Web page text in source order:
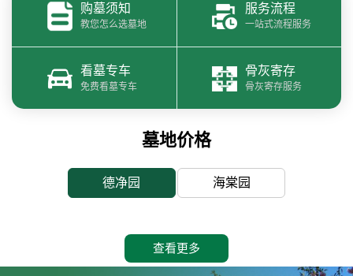
购墓须知
教您怎么选墓地
服务流程
一站式流程服务
看墓专车
免费看墓专车
骨灰寄存
骨灰寄存服务
墓地价格
德净园 海棠园
查看更多